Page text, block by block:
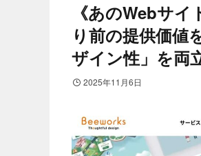
《あのWebサ
り前の提供価値
ザイン性」を両
2025年11月6日